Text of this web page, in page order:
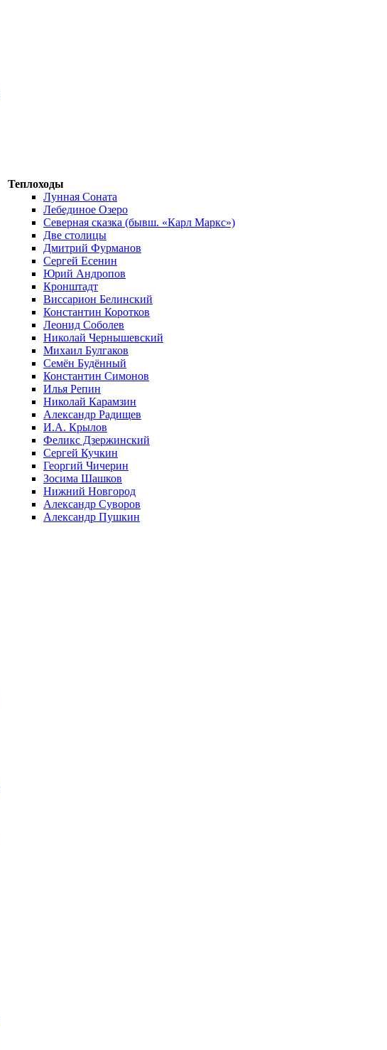
Теплоходы
Лунная Соната
Лебединое Озеро
Северная сказка (бывш. «Карл Маркс»)
Две столицы
Дмитрий Фурманов
Сергей Есенин
Юрий Андропов
Кронштадт
Виссарион Белинский
Константин Коротков
Леонид Соболев
Николай Чернышевский
Михаил Булгаков
Семён Будённый
Константин Симонов
Илья Репин
Николай Карамзин
Александр Радищев
И.А. Крылов
Феликс Дзержинский
Сергей Кучкин
Георгий Чичерин
Зосима Шашков
Нижний Новгород
Александр Суворов
Александр Пушкин